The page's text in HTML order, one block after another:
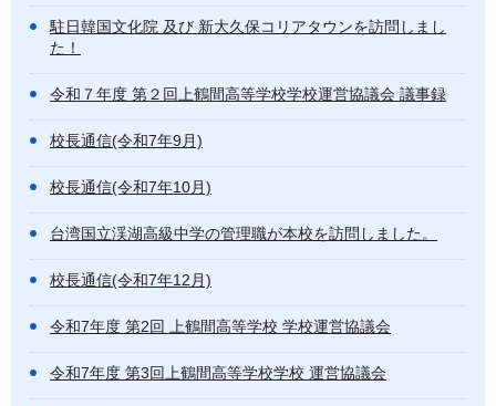
駐日韓国文化院 及び 新大久保コリアタウンを訪問しまし
た！
令和７年度 第２回上鶴間高等学校学校運営協議会 議事録
校長通信(令和7年9月)
校長通信(令和7年10月)
台湾国立渓湖高級中学の管理職が本校を訪問しました。
校長通信(令和7年12月)
令和7年度 第2回 上鶴間高等学校 学校運営協議会
令和7年度 第3回上鶴間高等学校学校 運営協議会